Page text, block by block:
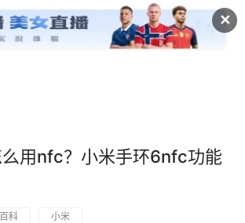
✕
用nfc？小米手环6nfc功能
科 小米